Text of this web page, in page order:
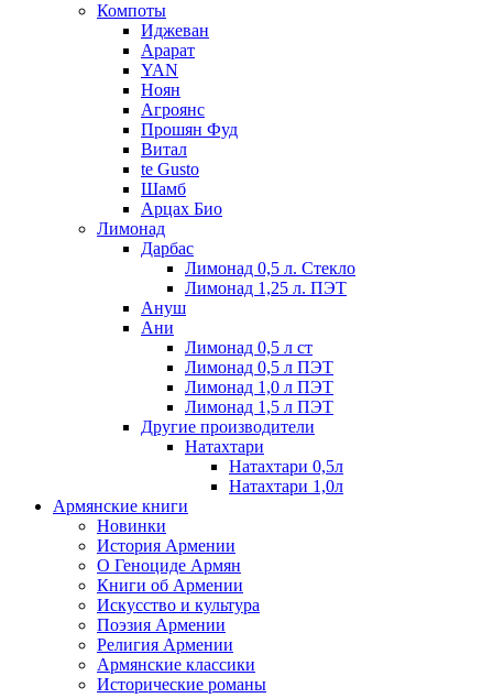
Компоты
Иджеван
Арарат
YAN
Ноян
Агроянс
Прошян Фуд
Витал
te Gusto
Шамб
Арцах Био
Лимонад
Дарбас
Лимонад 0,5 л. Стекло
Лимонад 1,25 л. ПЭТ
Ануш
Ани
Лимонад 0,5 л ст
Лимонад 0,5 л ПЭТ
Лимонад 1,0 л ПЭТ
Лимонад 1,5 л ПЭТ
Другие производители
Натахтари
Натахтари 0,5л
Натахтари 1,0л
Армянские книги
Новинки
История Армении
О Геноциде Армян
Книги об Армении
Иcкусство и культура
Поэзия Армении
Религия Армении
Армянские классики
Исторические романы